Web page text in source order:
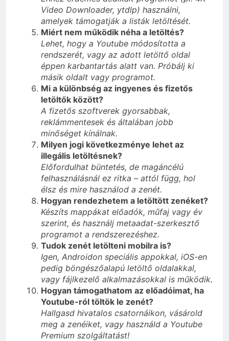
Video Downloader, ytdlp) használni,
amelyek támogatják a listák letöltését.
Miért nem működik néha a letöltés?
Lehet, hogy a Youtube módosította a
rendszerét, vagy az adott letöltő oldal
éppen karbantartás alatt van. Próbálj ki
másik oldalt vagy programot.
Mi a különbség az ingyenes és fizetős
letöltők között?
A fizetős szoftverek gyorsabbak,
reklámmentesek és általában jobb
minőséget kínálnak.
Milyen jogi következménye lehet az
illegális letöltésnek?
Előfordulhat büntetés, de magáncélú
felhasználásnál ez ritka – attól függ, hol
élsz és mire használod a zenét.
Hogyan rendezhetem a letöltött zenéket?
Készíts mappákat előadók, műfaj vagy év
szerint, és használj metaadat-szerkesztő
programot a rendszerezéshez.
Tudok zenét letölteni mobilra is?
Igen, Androidon speciális appokkal, iOS-en
pedig böngészőalapú letöltő oldalakkal,
vagy fájlkezelő alkalmazásokkal is működik.
Hogyan támogathatom az előadóimat, ha
Youtube-ról töltök le zenét?
Hallgasd hivatalos csatornáikon, vásárold
meg a zenéiket, vagy használd a Youtube
Premium szolgáltatást!